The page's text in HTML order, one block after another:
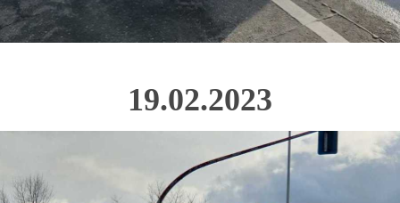
19.02.2023